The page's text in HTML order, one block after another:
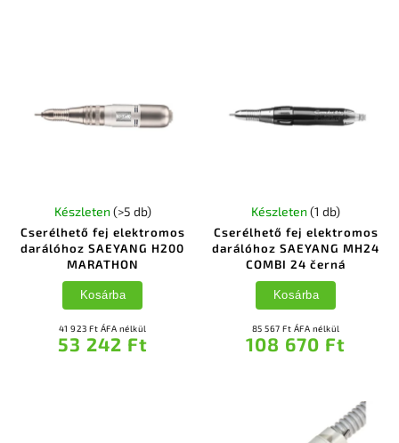
Cserélhető fej elektromos
darálóhoz SAEYANG H200
MARATHON
Készleten (>5 db)
41 923 Ft ÁFA nélkül
53 242 Ft
Kosárba
Cserélhető fej elektromos
darálóhoz SAEYANG MH24
COMBI 24 černá
Készleten(1 db)
85 567 Ft ÁFA nélkül
108 670 Ft
Kosárba